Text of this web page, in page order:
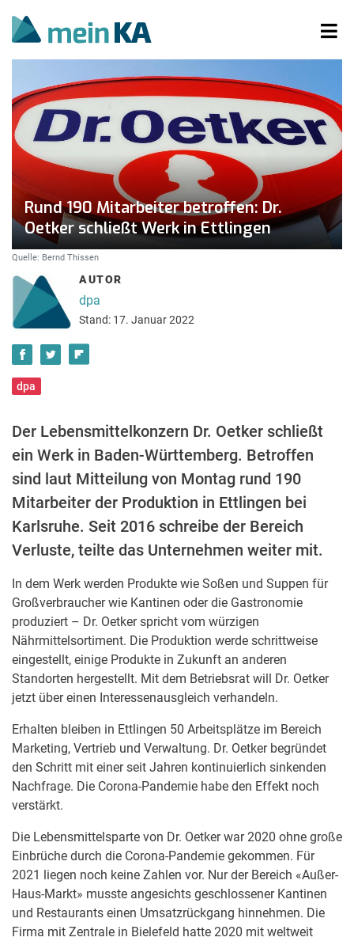
Rund 190 Mitarbeiter betroffen: Dr.
Oetker schließt Werk in Ettlingen
Quelle: Bernd Thissen
AUTOR
dpa
Stand: 17. Januar 2022
dpa
Der Lebensmittelkonzern Dr. Oetker schließt
ein Werk in Baden-Württemberg. Betroffen
sind laut Mitteilung von Montag rund 190
Mitarbeiter der Produktion in Ettlingen bei
Karlsruhe. Seit 2016 schreibe der Bereich
Verluste, teilte das Unternehmen weiter mit.
In dem Werk werden Produkte wie Soßen und Suppen für
Großverbraucher wie Kantinen oder die Gastronomie
produziert – Dr. Oetker spricht vom würzigen
Nährmittelsortiment. Die Produktion werde schrittweise
eingestellt, einige Produkte in Zukunft an anderen
Standorten hergestellt. Mit dem Betriebsrat will Dr. Oetker
jetzt über einen Interessenausgleich verhandeln.
Erhalten bleiben in Ettlingen 50 Arbeitsplätze im Bereich
Marketing, Vertrieb und Verwaltung. Dr. Oetker begründet
den Schritt mit einer seit Jahren kontinuierlich sinkenden
Nachfrage. Die Corona-Pandemie habe den Effekt noch
verstärkt.
Die Lebensmittelsparte von Dr. Oetker war 2020 ohne große
Einbrüche durch die Corona-Pandemie gekommen. Für
2021 liegen noch keine Zahlen vor. Nur der Bereich «Außer-
Haus-Markt» musste angesichts geschlossener Kantinen
und Restaurants einen Umsatzrückgang hinnehmen. Die
Firma mit Zentrale in Bielefeld hatte 2020 mit weltweit